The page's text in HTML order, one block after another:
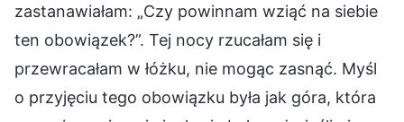
zastanawiałam: „Czy powinnam wziąć na siebie
ten obowiązek?”. Tej nocy rzucałam się i
przewracałam w łóżku, nie mogąc zasnąć. Myśl
o przyjęciu tego obowiązku była jak góra, która